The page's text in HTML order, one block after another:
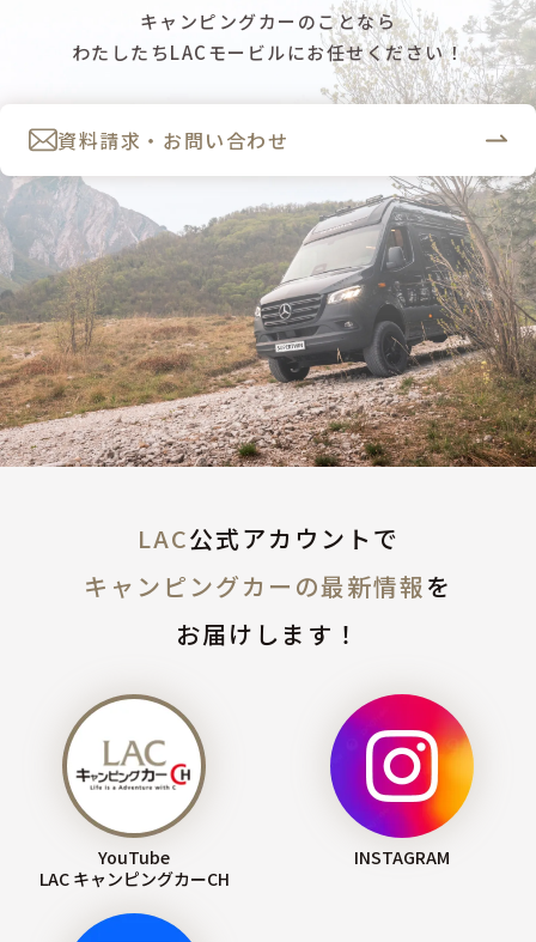
キャンピングカーのことなら
わたしたちLACモービルにお任せください！
資料請求・お問い合わせ
LAC公式アカウントで
キャンピングカーの最新情報を
お届けします！
YouTube
LAC キャンピングカーCH
INSTAGRAM